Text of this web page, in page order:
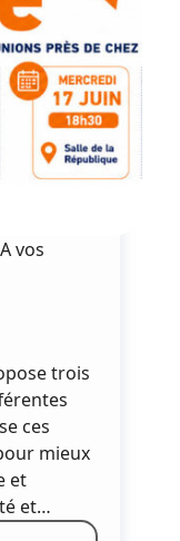
vos
trois
ces
mieux
et
et…